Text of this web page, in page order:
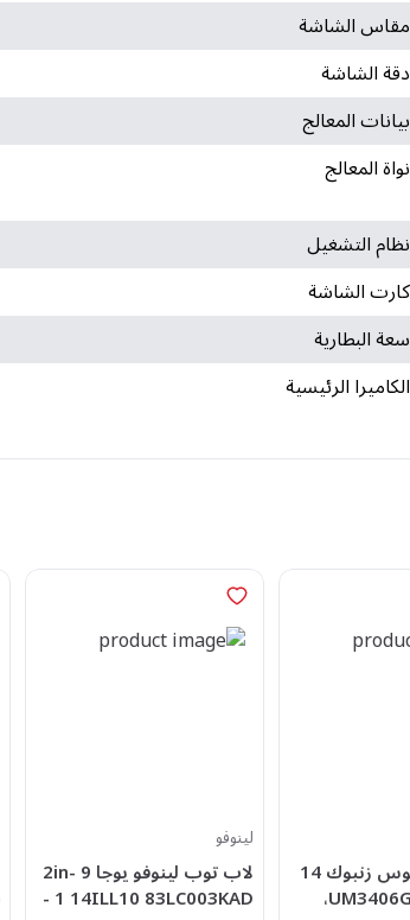
مقاس الشاشة
دقة الشاشة
بيانات المعالج
نواة المعالج
نظام التشغيل
كارت الشاشة
سعة البطارية
الكاميرا الرئيسية
لاب توب اسوس زنبوك 14
UM3406GA-QD031W،
لينوفو
لاب توب لينوفو يوجا 9 2in-
1 14ILL10 83LC003KAD -